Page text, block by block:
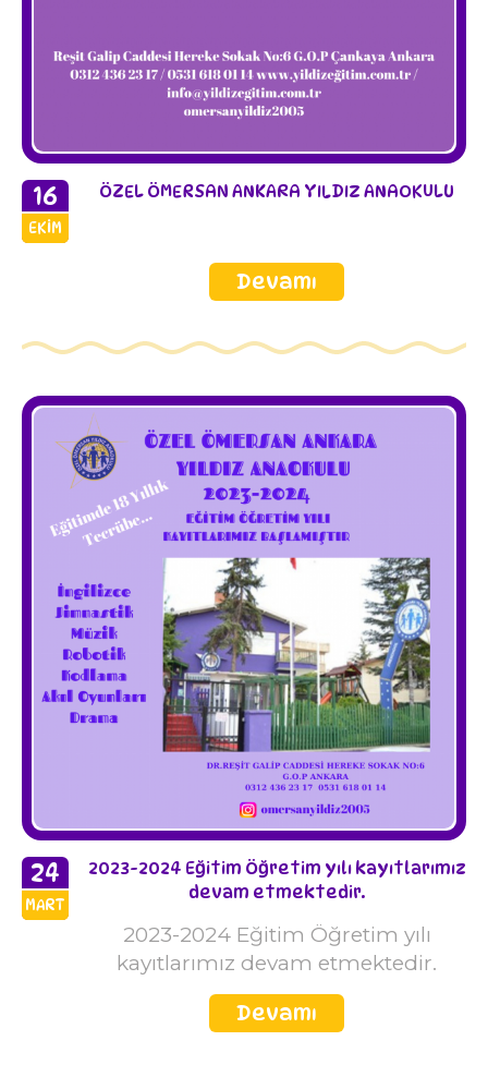
16
EKIM
2023
ÖZEL ÖMERSAN ANKARA YILDIZ ANAOKULU
Devamı
24
MART
2023
2023-2024 Eğitim Öğretim yılı kayıtlarımız
devam etmektedir.
2023-2024 Eğitim Öğretim yılı
kayıtlarımız devam etmektedir.
Devamı